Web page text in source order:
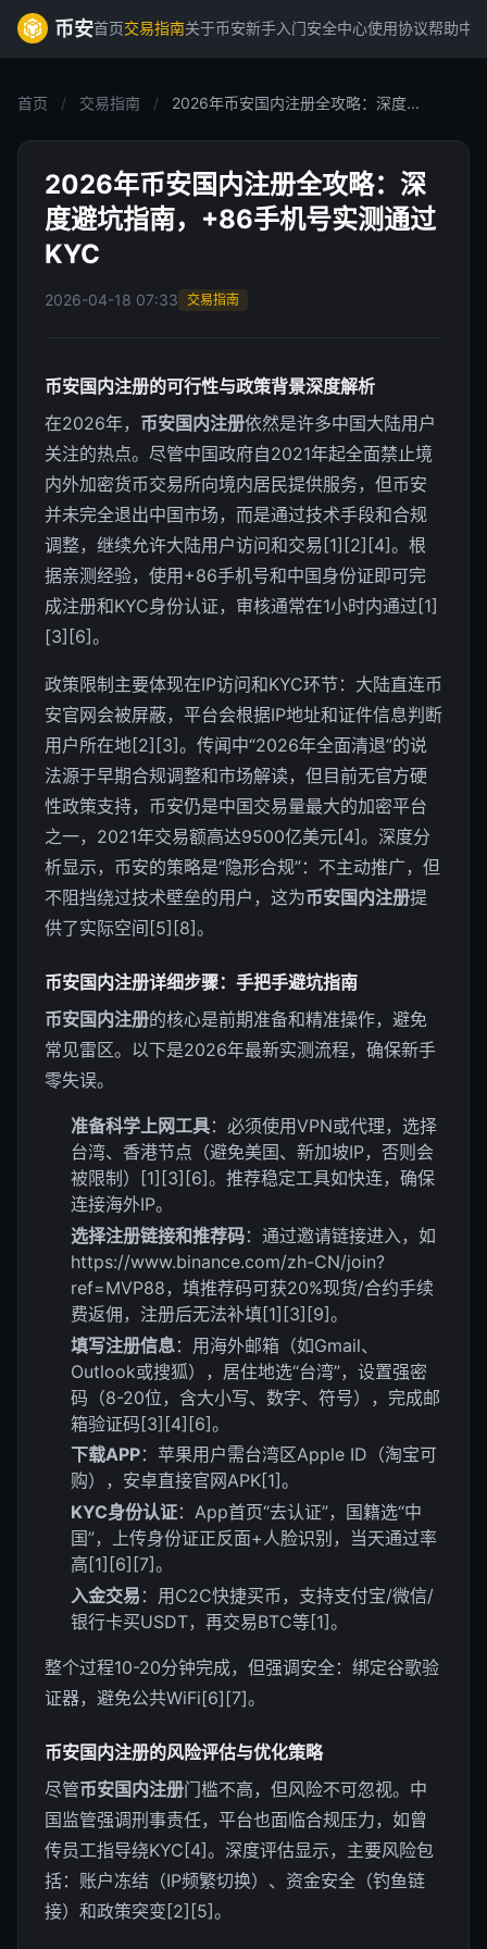
币安首页交易指南关于币安新手入门安全中心使用协议帮助中
首页 / 交易指南 / 2026年币安国内注册全攻略：深度...
2026年币安国内注册全攻略：深
度避坑指南，+86手机号实测通过
KYC
2026-04-18 07:33 交易指南
币安国内注册的可行性与政策背景深度解析
在2026年， 币安国内注册依然是许多中国大陆用户
关注的热点。尽管中国政府自2021年起全面禁止境
内外加密货币交易所向境内居民提供服务，但币安
并未完全退出中国市场，而是通过技术手段和合规
调整，继续允许大陆用户访问和交易[1][2][4]。根
据亲测经验，使用+86手机号和中国身份证即可完
成注册和KYC身份认证，审核通常在1小时内通过[1]
[3][6]。
政策限制主要体现在IP访问和KYC环节：大陆直连币
安官网会被屏蔽，平台会根据IP地址和证件信息判断
用户所在地[2][3]。传闻中“2026年全面清退”的说
法源于早期合规调整和市场解读，但目前无官方硬
性政策支持，币安仍是中国交易量最大的加密平台
之一，2021年交易额高达9500亿美元[4]。深度分
析显示，币安的策略是“隐形合规”：不主动推广，但
不阻挡绕过技术壁垒的用户，这为币安国内注册提
供了实际空间[5][8]。
币安国内注册详细步骤：手把手避坑指南
币安国内注册的核心是前期准备和精准操作，避免
常见雷区。以下是2026年最新实测流程，确保新手
零失误。
准备科学上网工具：必须使用VPN或代理，选择
台湾、香港节点（避免美国、新加坡IP，否则会
被限制）[1][3][6]。推荐稳定工具如快连，确保
连接海外IP。
选择注册链接和推荐码：通过邀请链接进入，如
https://www.binance.com/zh-CN/join?
ref=MVP88，填推荐码可获20%现货/合约手续
费返佣，注册后无法补填[1][3][9]。
填写注册信息：用海外邮箱（如Gmail、
Outlook或搜狐），居住地选“台湾”，设置强密
码（8-20位，含大小写、数字、符号），完成邮
箱验证码[3][4][6]。
下载APP：苹果用户需台湾区Apple ID（淘宝可
购），安卓直接官网APK[1]。
KYC身份认证：App首页“去认证”，国籍选“中
国”，上传身份证正反面+人脸识别，当天通过率
高[1][6][7]。
入金交易 ：用C2C快捷买币，支持支付宝/微信/
银行卡买USDT，再交易BTC等[1]。
整个过程10-20分钟完成，但强调安全：绑定谷歌验
证器，避免公共WiFi[6][7]。
币安国内注册的风险评估与优化策略
尽管币安国内注册门槛不高，但风险不可忽视。中
国监管强调刑事责任，平台也面临合规压力，如曾
传员工指导绕KYC[4]。深度评估显示，主要风险包
括：账户冻结（IP频繁切换）、资金安全（钓鱼链
接）和政策突变[2][5]。